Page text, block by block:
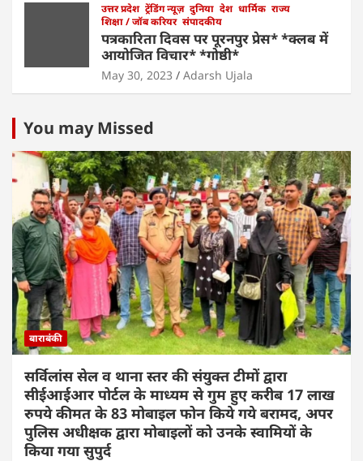
उत्तर प्रदेश ट्रेंडिंग न्यूज़ दुनिया देश धार्मिक राज्य
शिक्षा / जॉब करियर संपादकीय
पत्रकारिता दिवस पर पूरनपुर प्रेस* *क्लब में
आयोजित विचार* *गोष्ठी*
May 30, 2023 Adarsh Ujala
You may Missed
बाराबंकी
सर्विलांस सेल व थाना स्तर की संयुक्त टीमों द्वारा
सीईआईआर पोर्टल के माध्यम से गुम हुए करीब 17 लाख
रुपये कीमत के 83 मोबाइल फोन किये गये बरामद, अपर
पुलिस अधीक्षक द्वारा मोबाइलों को उनके स्वामियों के
किया गया सुपुर्द